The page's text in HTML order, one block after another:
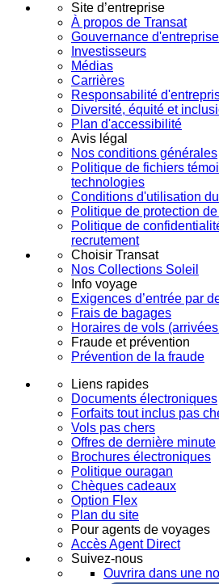
Site d’entreprise
À propos de Transat
Gouvernance d'entreprise
Investisseurs
Médias
Carrières
Responsabilité
Diversité, équité et
Plan d'accessibilité
Avis légal
Nos conditions générales
Politique de fichiers
technologies
Conditions d'utilisation
Politique de protection
Politique de
recrutement
Choisir Transat
Nos Collections Soleil
Info voyage
Exigences d’entrée par
Frais de bagages
Horaires de vols
Fraude et prévention
Prévention de la fraude
Liens rapides
Documents électroniques
Forfaits tout inclus pas
Vols pas chers
Offres de dernière minute
Brochures électroniques
Politique ouragan
Chèques cadeaux
Option Flex
Plan du site
Pour agents de voyages
Accès Agent Direct
Suivez-nous
Ouvrira dans une